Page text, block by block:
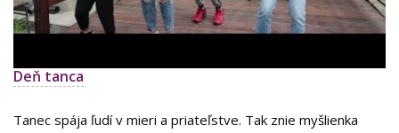
Deň tanca
Tanec spája ľudí v mieri a priateľstve. Tak znie myšlienka